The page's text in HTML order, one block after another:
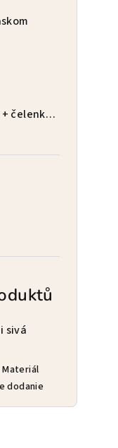
Krajkový komplet BRONTI + čelenka zdarma
sivá
Materiál
dodanie